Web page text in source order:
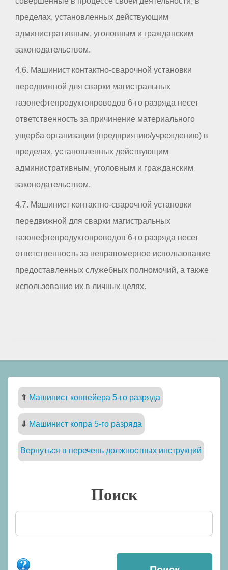
пределах, установленных действующим
административным, уголовным и гражданским
законодательством.
4.6. Машинист контактно-сварочной установки
передвижной для сварки магистральных
газонефтепродуктопроводов 6-го разряда несет
ответственность за причинение материального
ущерба организации (предприятию/учреждению) в
пределах, установленных действующим
административным, уголовным и гражданским
законодательством.
4.7. Машинист контактно-сварочной установки
передвижной для сварки магистральных
газонефтепродуктопроводов 6-го разряда несет
ответственность за неправомерное использование
предоставленных служебных полномочий, а также
использование их в личных целях.
⇑ Машинист конвейера 5-го разряда
⇓ Машинист копра 5-го разряда
Вернуться в перечень должностных инструкций
Поиск